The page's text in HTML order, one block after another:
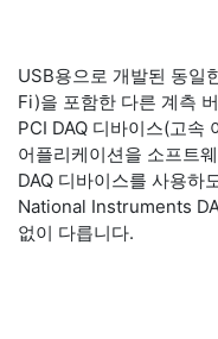
USB용으로 개발된 동일
Fi)을 포함한 다른 계측
PCI DAQ 디바이스(고속
어플리케이션을 소프트
DAQ 디바이스를 사용하
National Instruments
없이 다릅니다.